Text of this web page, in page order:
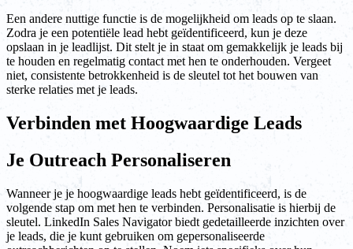
Een andere nuttige functie is de mogelijkheid om leads op te slaan.
Zodra je een potentiële lead hebt geïdentificeerd, kun je deze
opslaan in je leadlijst. Dit stelt je in staat om gemakkelijk je leads bij
te houden en regelmatig contact met hen te onderhouden. Vergeet
niet, consistente betrokkenheid is de sleutel tot het bouwen van
sterke relaties met je leads.
Verbinden met Hoogwaardige Leads
Je Outreach Personaliseren
Wanneer je je hoogwaardige leads hebt geïdentificeerd, is de
volgende stap om met hen te verbinden. Personalisatie is hierbij de
sleutel. LinkedIn Sales Navigator biedt gedetailleerde inzichten over
je leads, die je kunt gebruiken om gepersonaliseerde